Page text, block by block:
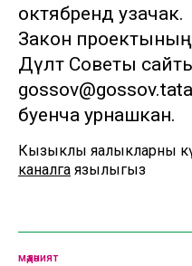
октябрендә узачак.
Закон
Дәүләт Советы
буенча урнашкан.
Кызыклы яңалыкларны
каналга язылыгыз
мәдәният